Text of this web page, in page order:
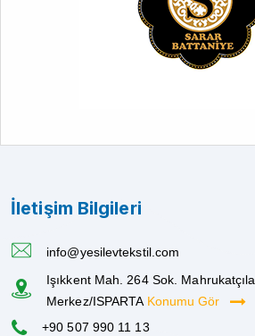
İletişim Bilgileri
info@yesilevtekstil.com
Işıkkent Mah. 264 Sok.
Merkez/ISPARTA Konumu Gör
+90 507 990 11 13